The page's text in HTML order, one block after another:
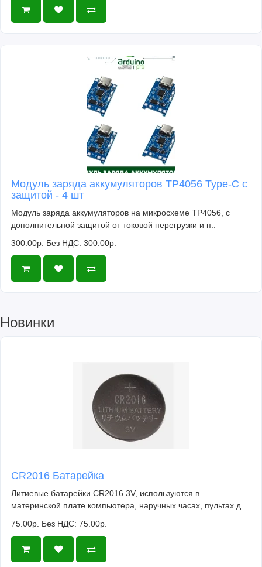
Модуль заряда аккумуляторов TP4056 Type-C с
защитой - 4 шт
Модуль заряда аккумуляторов на микросхеме TP4056, с
дополнительной защитой от токовой перегрузки и п..
300.00р. Без НДС: 300.00р.
Новинки
CR2016 Батарейка
Литиевые батарейки CR2016 3V, используются в
материнской плате компьютера, наручных часах, пультах д..
75.00р. Без НДС: 75.00р.